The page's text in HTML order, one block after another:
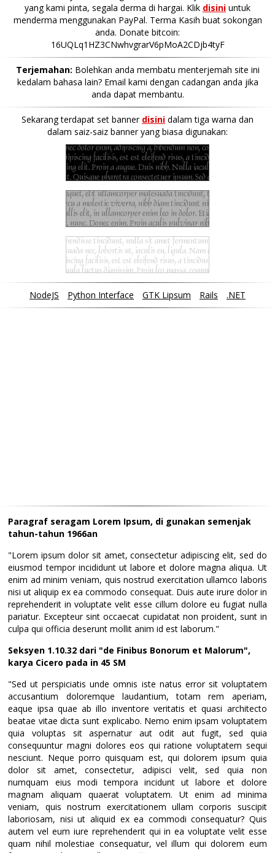
yang kami pinta, segala derma di hargai. Klik disini untuk
menderma menggunakan PayPal. Terma Kasih buat sokongan
anda. Donate bitcoin:
16UQLq1HZ3CNwhvgrarV6pMoA2CDjb4tyF
Terjemahan: Bolehkan anda membatu menterjemah site ini
kedalam bahasa lain? Email kami dengan cadangan anda jika
anda dapat membantu.
Sekarang terdapat set banner disini dalam tiga warna dan
dalam saiz-saiz banner yang biasa digunakan:
NodeJS Python Interface GTK Lipsum Rails .NET
Paragraf seragam Lorem Ipsum, di gunakan semenjak
tahun-tahun 1966an
"Lorem ipsum dolor sit amet, consectetur adipiscing elit, sed do
eiusmod tempor incididunt ut labore et dolore magna aliqua. Ut
enim ad minim veniam, quis nostrud exercitation ullamco laboris
nisi ut aliquip ex ea commodo consequat. Duis aute irure dolor in
reprehenderit in voluptate velit esse cillum dolore eu fugiat nulla
pariatur. Excepteur sint occaecat cupidatat non proident, sunt in
culpa qui officia deserunt mollit anim id est laborum."
Seksyen 1.10.32 dari "de Finibus Bonorum et Malorum",
karya Cicero pada in 45 SM
"Sed ut perspiciatis unde omnis iste natus error sit voluptatem
accusantium doloremque laudantium, totam rem aperiam,
eaque ipsa quae ab illo inventore veritatis et quasi architecto
beatae vitae dicta sunt explicabo. Nemo enim ipsam voluptatem
quia voluptas sit aspernatur aut odit aut fugit, sed quia
consequuntur magni dolores eos qui ratione voluptatem sequi
nesciunt. Neque porro quisquam est, qui dolorem ipsum quia
dolor sit amet, consectetur, adipisci velit, sed quia non
numquam eius modi tempora incidunt ut labore et dolore
magnam aliquam quaerat voluptatem. Ut enim ad minima
veniam, quis nostrum exercitationem ullam corporis suscipit
laboriosam, nisi ut aliquid ex ea commodi consequatur? Quis
autem vel eum iure reprehenderit qui in ea voluptate velit esse
quam nihil molestiae consequatur, vel illum qui dolorem eum